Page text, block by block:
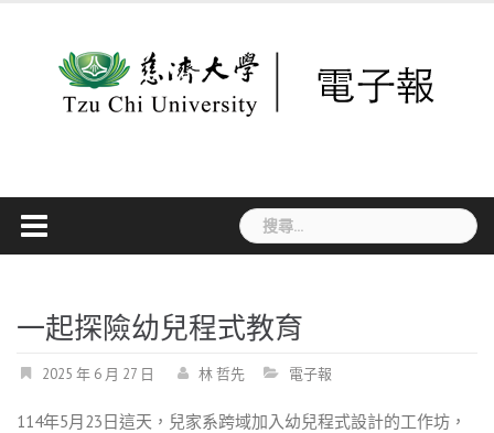
搜
尋
字:
一起探險幼兒程式教育
2025 年 6 月 27 日 林 哲先 電子報
114年5月23日這天，兒家系跨域加入幼兒程式設計的工作坊，